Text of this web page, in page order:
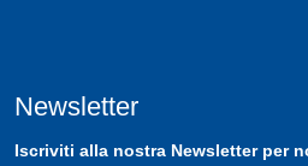
Newsletter
Iscriviti alla nostra Newsletterper